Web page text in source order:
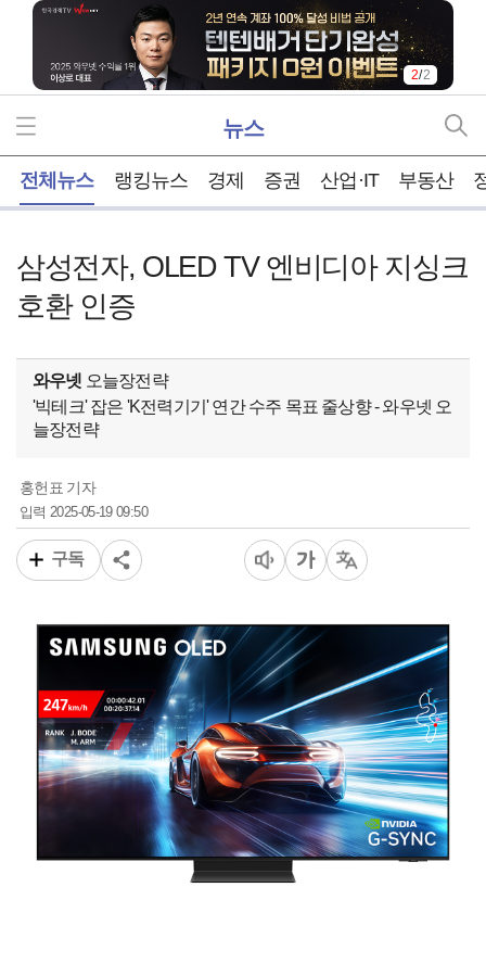
2/2
뉴스
전체뉴스 랭킹뉴스 경제 증권 산업·IT 부동산
삼성전자, OLED TV 엔비디아 지싱크
호환 인증
와우넷 오늘장전략
'빅테크' 잡은 'K전력기기' 연간 수주 목표 줄상향 - 와우넷 오
늘장전략
홍헌표 기자
입력 2025-05-19 09:50
구독